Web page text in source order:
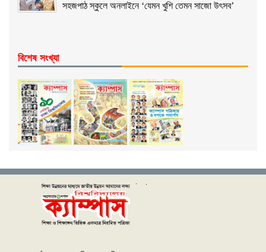
সহজপাঠ স্কুলে অনলাইনে ‘যেমন খুশি তেমন সাজো উৎসব’
বিশেষ সংখ্যা